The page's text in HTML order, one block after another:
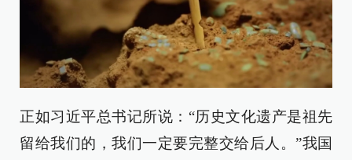
正如习近平总书记所说：“历史文化遗产是祖先
留给我们的，我们一定要完整交给后人。”我国